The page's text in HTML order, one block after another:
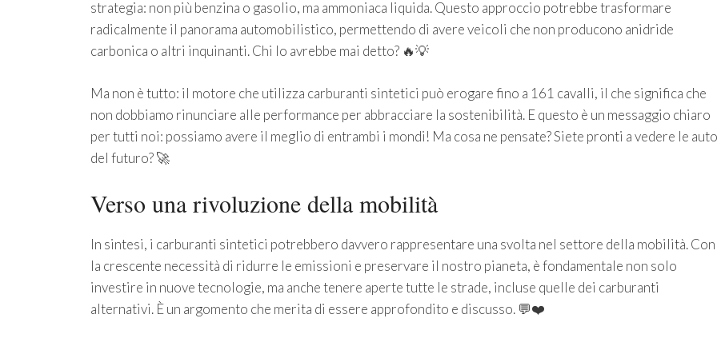
strategia: non più benzina o gasolio, ma ammoniaca liquida. Questo approccio potrebbe trasformare
radicalmente il panorama automobilistico, permettendo di avere veicoli che non producono anidride
carbonica o altri inquinanti. Chi lo avrebbe mai detto? 🔥💡
Ma non è tutto: il motore che utilizza carburanti sintetici può erogare fino a 161 cavalli, il che significa che
non dobbiamo rinunciare alle performance per abbracciare la sostenibilità. E questo è un messaggio chiaro
per tutti noi: possiamo avere il meglio di entrambi i mondi! Ma cosa ne pensate? Siete pronti a vedere le auto
del futuro? 🚀
Verso una rivoluzione della mobilità
In sintesi, i carburanti sintetici potrebbero davvero rappresentare una svolta nel settore della mobilità. Con
la crescente necessità di ridurre le emissioni e preservare il nostro pianeta, è fondamentale non solo
investire in nuove tecnologie, ma anche tenere aperte tutte le strade, incluse quelle dei carburanti
alternativi. È un argomento che merita di essere approfondito e discusso. 💬❤️